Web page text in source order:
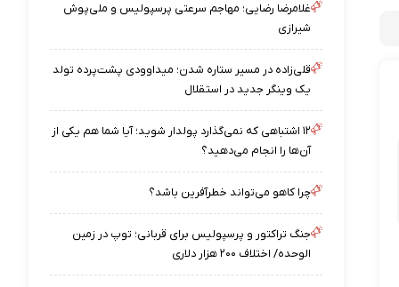
غلامرضا رضایی؛ مهاجم سرعتی پرسپولیس و ملی‌پوش
شیرازی
قلی‌زاده در مسیر ستاره شدن؛ میداوودی پشت‌پرده تولد
یک وینگر جدید در استقلال
۱۲ اشتباهی که نمی‌گذارد پولدار شوید؛ آیا شما هم یکی از
آن‌ها را انجام می‌دهید؟
چرا کاهو می‌تواند خطرآفرین باشد؟
جنگ تراکتور و پرسپولیس برای قربانی؛ توپ در زمین
الوحده/ اختلاف ۲۰۰ هزار دلاری